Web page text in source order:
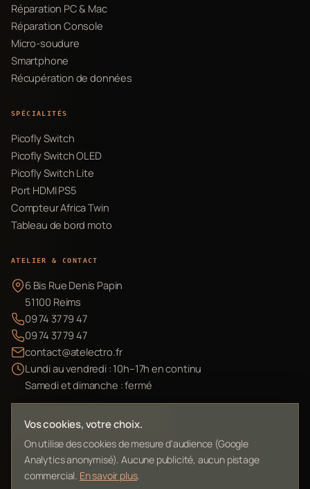
Réparation PC & Mac
Réparation Console
Micro-soudure
Smartphone
Récupération de données
SPÉCIALITÉS
Picofly Switch
Picofly Switch OLED
Picofly Switch Lite
Port HDMI PS5
Compteur Africa Twin
Tableau de bord moto
ATELIER & CONTACT
6 Bis Rue Denis Papin
51100 Reims
09 74 37 79 47
09 74 37 79 47
contact@atelectro.fr
Lundi au vendredi : 10h–17h en continu
Samedi et dimanche : fermé
Envoyer mon matériel
Vos cookies, votre choix.
On utilise des cookies de mesure d'audience (Google
Analytics anonymisé). Aucune publicité, aucun pistage
commercial. En savoir plus.